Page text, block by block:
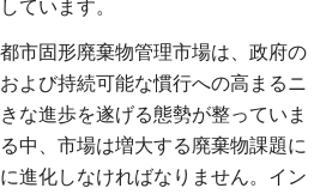
ています。
市固形廃棄物管理市場は、政府の
よび持続可能な慣行への高まるニ
な進歩を遂げる態勢が整っていま
中、市場は増大する廃棄物課題に
進化しなければなりません。イン